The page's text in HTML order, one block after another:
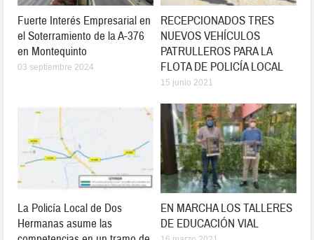
Fuerte Interés Empresarial en
el Soterramiento de la A-376
en Montequinto
03 septiembre 2024
RECEPCIONADOS TRES
NUEVOS VEHÍCULOS
PATRULLEROS PARA LA
FLOTA DE POLICÍA LOCAL
15 junio 2021
La Policía Local de Dos
Hermanas asume las
EN MARCHA LOS TALLERES
DE EDUCACIÓN VIAL